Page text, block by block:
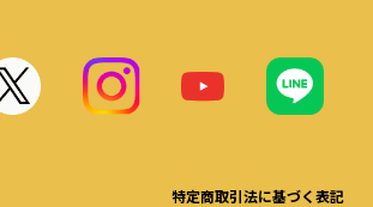
特定商取引法に基づく表記